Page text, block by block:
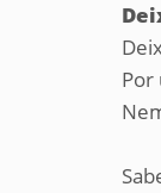
Por